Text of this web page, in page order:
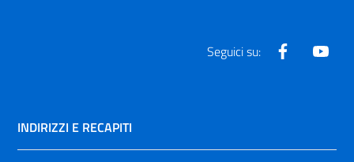
Seguici su: Facebook
INDIRIZZI E RECAPITI